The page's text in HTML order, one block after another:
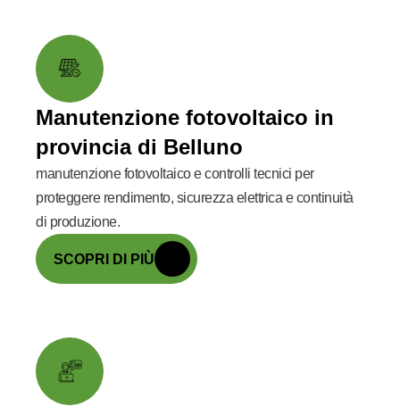
Manutenzione fotovoltaico in
provincia di Belluno
manutenzione fotovoltaico e controlli tecnici per
proteggere rendimento, sicurezza elettrica e continuità
di produzione.
SCOPRI DI PIÙ